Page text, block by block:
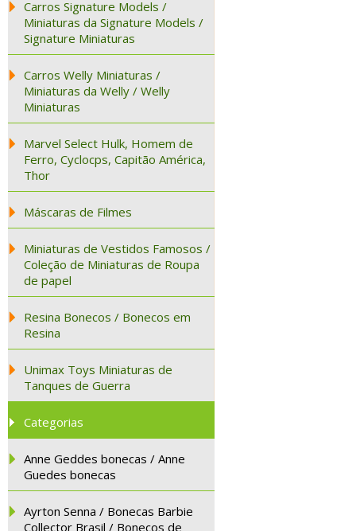
Carros Signature Models /
Miniaturas da Signature Models /
Signature Miniaturas
Carros Welly Miniaturas /
Miniaturas da Welly / Welly
Miniaturas
Marvel Select Hulk, Homem de
Ferro, Cyclocps, Capitão América,
Thor
Máscaras de Filmes
Miniaturas de Vestidos Famosos /
Coleção de Miniaturas de Roupa
de papel
Resina Bonecos / Bonecos em
Resina
Unimax Toys Miniaturas de
Tanques de Guerra
Categorias
Anne Geddes bonecas / Anne
Guedes bonecas
Ayrton Senna / Bonecas Barbie
Collector Brasil / Bonecos de